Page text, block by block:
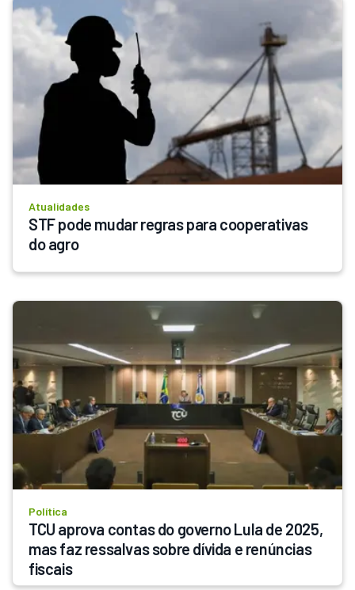
Atualidades
STF pode mudar regras para cooperativas
do agro
Política
TCU aprova contas do governo Lula de 2025,
mas faz ressalvas sobre dívida e renúncias
fiscais